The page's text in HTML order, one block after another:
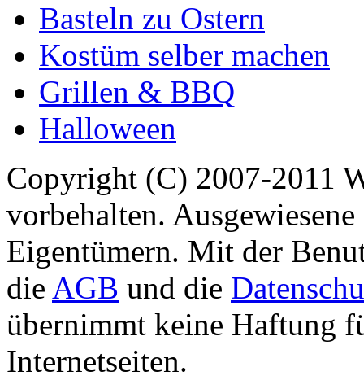
Basteln zu Ostern
Kostüm selber machen
Grillen & BBQ
Halloween
Copyright (C) 2007-2011
vorbehalten.
Eigentümern. Mit der
die AGB und die
übernimmt keine Haftung
Internetseiten.